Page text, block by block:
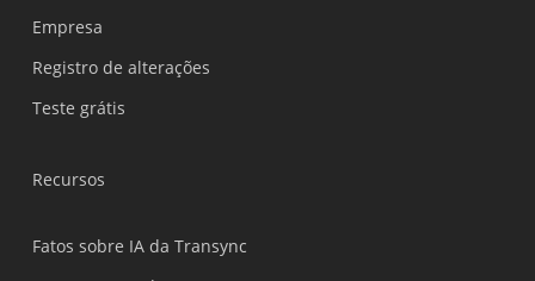
Empresa
Registro de alterações
Teste grátis
Recursos
Fatos sobre IA da Transync